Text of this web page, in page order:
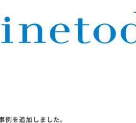
を追加しました。